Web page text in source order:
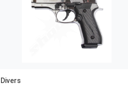
Divers